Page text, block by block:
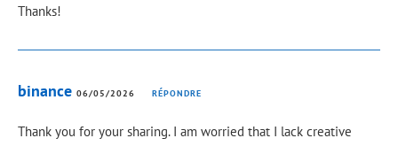
Thanks!
binance 06/05/2026 RÉPONDRE
Thank you for your sharing. I am worried that I lack creative